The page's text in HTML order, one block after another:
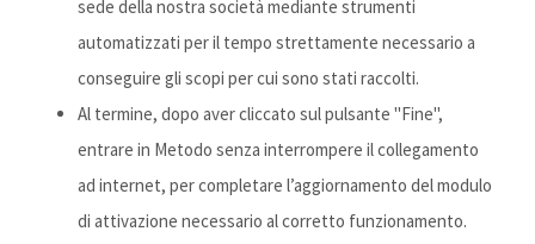
sede della nostra società mediante strumenti
automatizzati per il tempo strettamente necessario a
conseguire gli scopi per cui sono stati raccolti.
Al termine, dopo aver cliccato sul pulsante "Fine",
entrare in Metodo senza interrompere il collegamento
ad internet, per completare l’aggiornamento del modulo
di attivazione necessario al corretto funzionamento.